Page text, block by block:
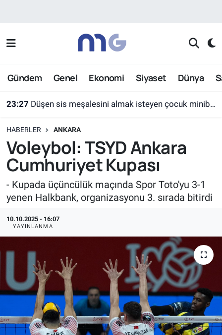
Gündem Genel Ekonomi Siyaset Dünya
23:27 Düşen sis meşalesini almak isteyen çocuk minibüsün altında kaldı
HABERLER ANKARA
Voleybol: TSYD Ankara
Cumhuriyet Kupası
- Kupada üçüncülük maçında Spor Toto'yu 3-1
yenen Halkbank, organizasyonu 3. sırada bitirdi
10.10.2025 - 16:07
YAYINLANMA
Nöbetçi Eczaneler
Hava Durumu
Süper Lig Puan Durumu ve Fikstür
Tüm Manşetler
Son Dakika Haberleri
Haber Arşivi